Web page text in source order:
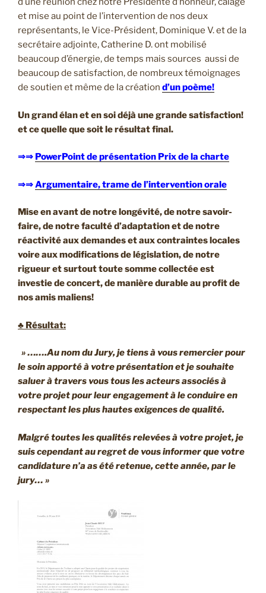
et mise au point de l’intervention de nos deux
représentants, le Vice-Président, Dominique V. et de la
secrétaire adjointe, Catherine D. ont mobilisé
beaucoup d’énergie, de temps mais sources aussi de
beaucoup de satisfaction, de nombreux témoignages
de soutien et même de la création d’un poème!
Un grand élan et en soi déjà une grande satisfaction!
et ce quelle que soit le résultat final.
⇒⇒ PowerPoint de présentation Prix de la charte
⇒⇒Argumentaire, trame de l’intervention orale
Mise en avant de notre longévité, de notre savoir-
faire, de notre faculté d’adaptation et de notre
réactivité aux demandes et aux contraintes locales
voire aux modifications de législation, de notre
rigueur et surtout toute somme collectée est
investie de concert, de manière durable au profit de
nos amis maliens!
♣ Résultat:
» …….Au nom du Jury, je tiens à vous remercier pour
le soin apporté à votre présentation et je souhaite
saluer à travers vous tous les acteurs associés à
votre projet pour leur engagement à le conduire en
respectant les plus hautes exigences de qualité.
Malgré toutes les qualités relevées à votre projet, je
suis cependant au regret de vous informer que votre
candidature n’a as été retenue, cette année, par le
jury… »